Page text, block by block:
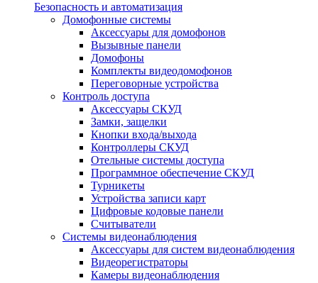
Безопасность и автоматизация
Домофонные системы
Аксессуары для домофонов
Вызывные панели
Домофоны
Комплекты видеодомофонов
Переговорные устройства
Контроль доступа
Аксессуары СКУД
Замки, защелки
Кнопки входа/выхода
Контроллеры СКУД
Отельные системы доступа
Программное обеспечение СКУД
Турникеты
Устройства записи карт
Цифровые кодовые панели
Считыватели
Системы видеонаблюдения
Аксессуары для систем видеонаблюдения
Видеорегистраторы
Камеры видеонаблюдения